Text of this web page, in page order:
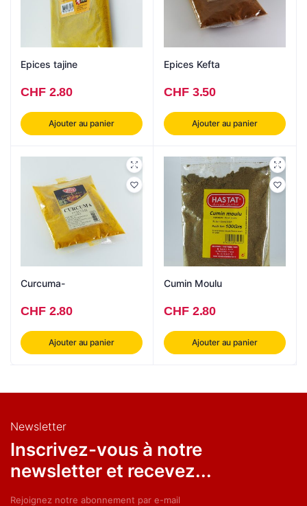
Epices tajine
CHF2.80
Ajouter au panier
Epices Kefta
CHF3.50
Ajouter au panier
Curcuma-
CHF2.80
Ajouter au panier
Cumin Moulu
CHF2.80
Ajouter au panier
Newsletter
Inscrivez-vous à notre
newsletter et recevez...
Rejoignez notre abonnement par e-mail